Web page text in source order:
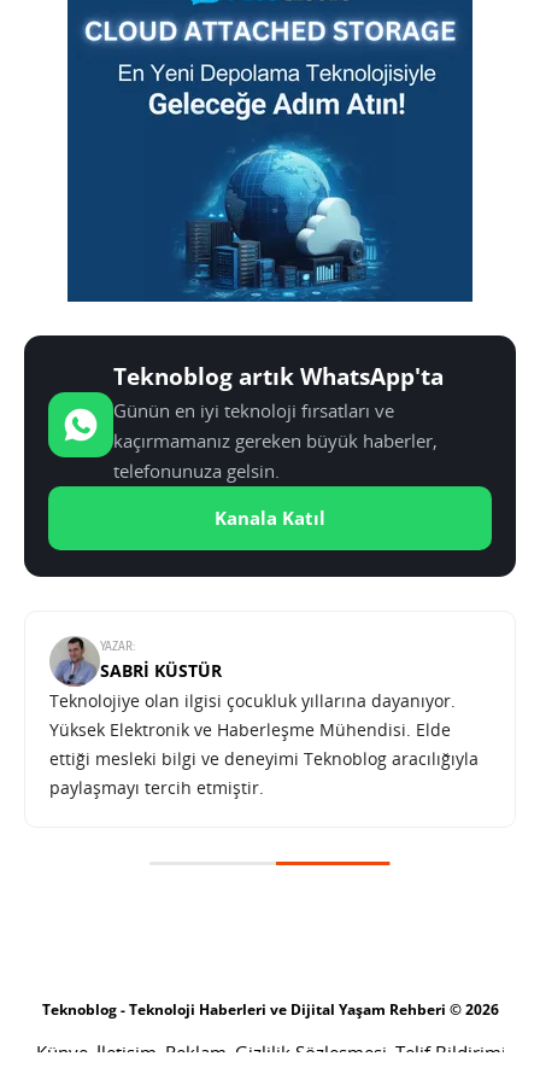
Teknoblog artık WhatsApp'ta
Günün en iyi teknoloji fırsatları ve
kaçırmamanız gereken büyük haberler,
telefonunuza gelsin.
Kanala Katıl
YAZAR:
SABRI KÜSTÜR
Teknolojiye olan ilgisi çocukluk yıllarına dayanıyor.
Yüksek Elektronik ve Haberleşme Mühendisi. Elde
ettiği mesleki bilgi ve deneyimi Teknoblog aracılığıyla
paylaşmayı tercih etmiştir.
fikri
SABRI KÜSTÜR 19 OCAK 2010 22:11 PAYLAŞ: